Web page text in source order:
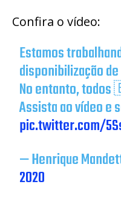
Confira o vídeo:
Estamos
disponibilização
No entanto,
Assista ao vídeo e
pic.twitter.com/
— Henrique
2020